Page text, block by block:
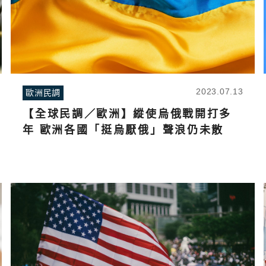
歐洲民調 2023.07.13
【全球民調／歐洲】縱使烏俄戰開打多
年 歐洲各國「挺烏厭俄」聲浪仍未散